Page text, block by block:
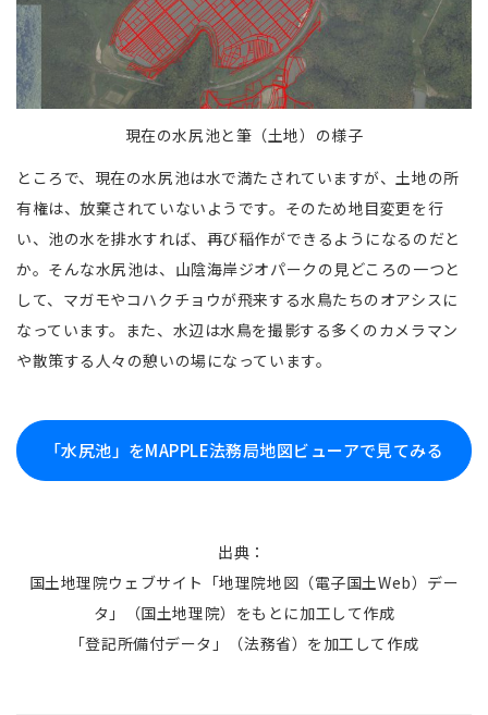
現在の水尻池と筆（土地）の様子
ところで、現在の水尻池は水で満たされていますが、土地の所
有権は、放棄されていないようです。そのため地目変更を行
い、池の水を排水すれば、再び稲作ができるようになるのだと
か。そんな水尻池は、山陰海岸ジオパークの見どころの一つと
して、マガモやコハクチョウが飛来する水鳥たちのオアシスに
なっています。また、水辺は水鳥を撮影する多くのカメラマン
や散策する人々の憩いの場になっています。
「水尻池」をMAPPLE法務局地図ビューアで見てみる
出典：
国土地理院ウェブサイト「地理院地図（電子国土Web）デー
タ」（国土地理院）をもとに加工して作成
「登記所備付データ」（法務省）を加工して作成